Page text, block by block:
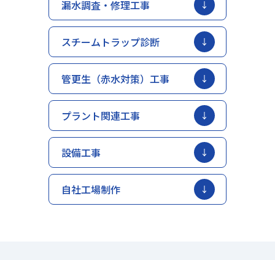
漏水調査・修理工事
スチームトラップ診断
管更生（赤水対策）工事
プラント関連工事
設備工事
自社工場制作